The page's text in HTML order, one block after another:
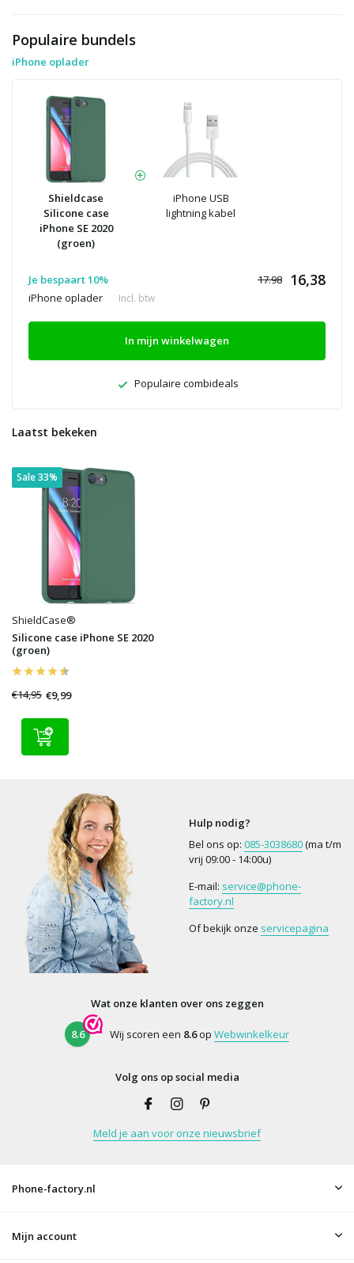
Populaire bundels
iPhone oplader
Shieldcase
Silicone case
iPhone SE 2020
(groen)
iPhone USB
lightning kabel
Je bespaart 10% 17.98 16,38
iPhone oplader Incl. btw
In mijn winkelwagen
Populaire combideals
Laatst bekeken
Sale 33%
ShieldCase®
Silicone case iPhone SE 2020
(groen)
€14,95 €9,99
Hulp nodig?
Bel ons op: 085-3038680(ma t/m
vrij 09:00 - 14:00u)
E-mail: service@phone-
factory.nl
Of bekijk onze servicepagina
Wat onze klanten over ons zeggen
8.6 Wij scoren een 8.6op Webwinkelkeur
Volg ons op social media
Meld je aan voor onze nieuwsbrief
Phone-factory.nl
Mijn account